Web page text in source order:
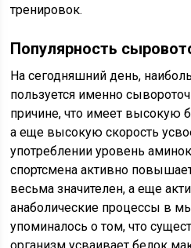
тренировок.
Популярность
На сегодняшний день,
пользуется именно
причине, что имеет высокую
а еще высокую скорость
употреблении уровень
спортсмена активно
весьма значителен, а еще
анаболические процессы в
упоминалось о том, что